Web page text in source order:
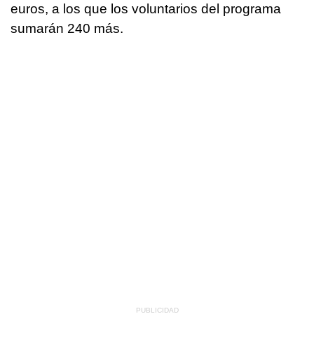
euros, a los que los voluntarios del programa
sumarán 240 más.